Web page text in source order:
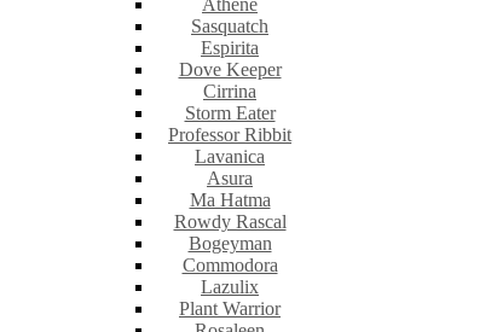
Athene
Sasquatch
Espirita
Dove Keeper
Cirrina
Storm Eater
Professor Ribbit
Lavanica
Asura
Ma Hatma
Rowdy Rascal
Bogeyman
Commodora
Lazulix
Plant Warrior